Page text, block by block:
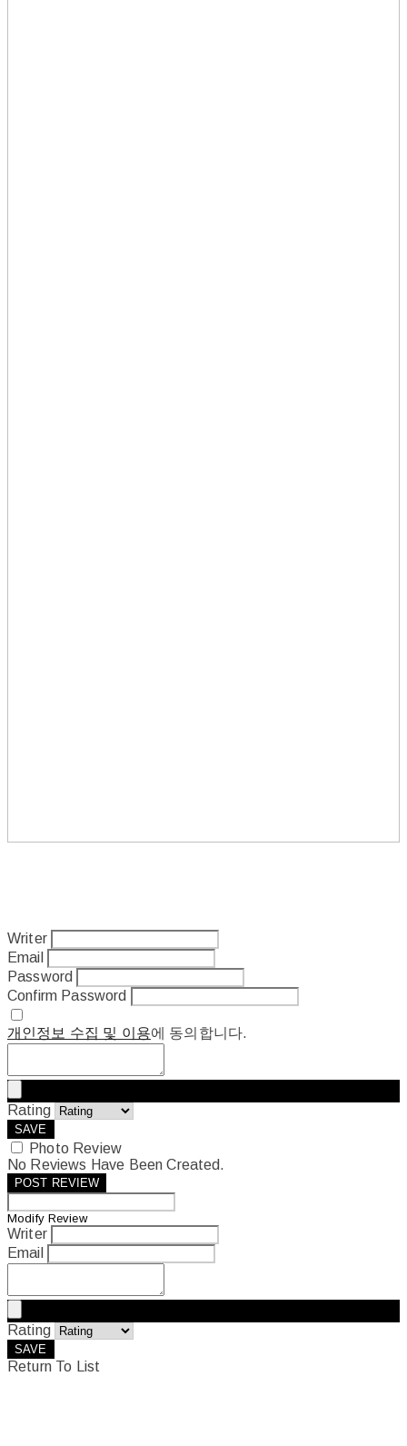
Writer
Email
Password
Confirm Password
개인정보 수집 및 이용에 동의합니다.
Rating
SAVE
Photo Review
No Reviews Have Been Created.
POST REVIEW
Modify Review
Writer
Email
Rating
SAVE
Return To List